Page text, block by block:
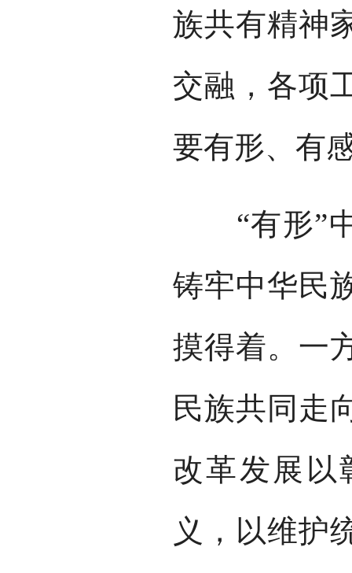
族共有精神
交融，各项
要有形、有
“有形”中
铸牢中华民
摸得着。一
民族共同走
改革发展以
义，以维护